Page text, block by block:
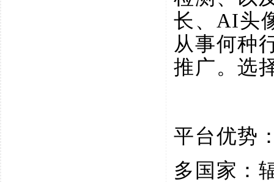
长、AI头
从事何种
推广。选
平台优势
多国家：